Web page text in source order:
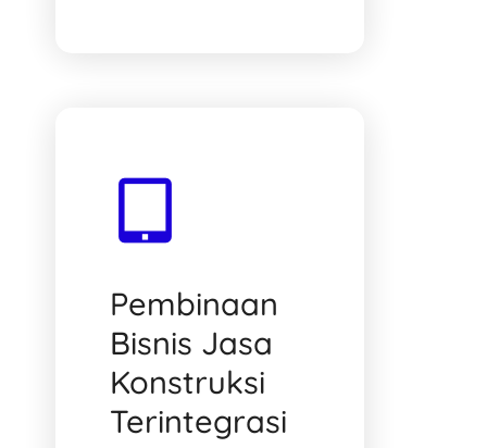
Pembinaan
Bisnis Jasa
Konstruksi
Terintegrasi